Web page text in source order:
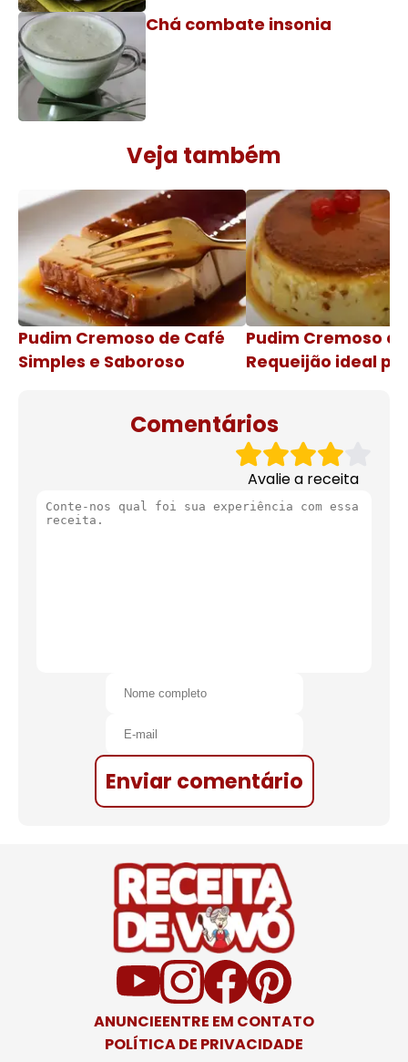
Chá combate insonia
Veja também
Pudim Cremoso de Café
Simples e Saboroso
Pudim Cremoso
Requeijão ideal
Comentários
Avalie a receita
Enviar comentário
ANUNCIEENTRE EM CONTATO
POLÍTICA DE PRIVACIDADE